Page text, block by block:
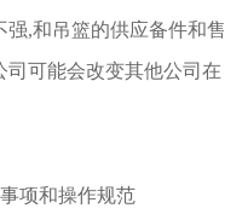
,和吊篮的供应备件和售
司可能会改变其他公司在